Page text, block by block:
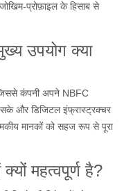
के हिसाब से
उपयोग क्या
कंपनी अपने NBFC
और डिजिटल इंफ्रास्ट्रक्चर
मानकों को सहज रूप से पूरा
महत्वपूर्ण है?